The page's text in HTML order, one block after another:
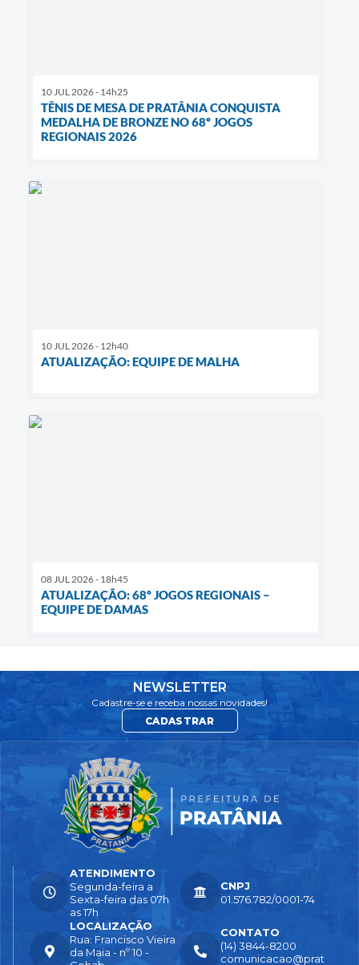
10 JUL 2026 - 14h25
TÊNIS DE MESA DE PRATÂNIA CONQUISTA
MEDALHA DE BRONZE NO 68º JOGOS
REGIONAIS 2026
10 JUL 2026 - 12h40
ATUALIZAÇÃO: EQUIPE DE MALHA
08 JUL 2026 - 18h45
ATUALIZAÇÃO: 68º JOGOS REGIONAIS –
EQUIPE DE DAMAS
NEWSLETTER
Cadastre-se e receba nossas novidades!
CADASTRAR
LOCALIZAÇÃO
Rua: Francisco Vieira
da Maia - nº 10 -
CONTATO
(14) 3844-8200
comunicacao@prat
ATENDIMENTO
Segunda-feira a
Sexta-feira das 07h
as 17h
CNPJ
01.576.782/0001-74